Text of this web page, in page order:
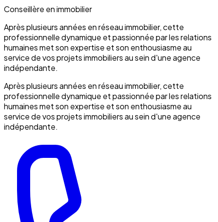
Conseillère en immobilier
Après plusieurs années en réseau immobilier, cette
professionnelle dynamique et passionnée par les relations
humaines met son expertise et son enthousiasme au
service de vos projets immobiliers au sein d'une agence
indépendante.
Après plusieurs années en réseau immobilier, cette
professionnelle dynamique et passionnée par les relations
humaines met son expertise et son enthousiasme au
service de vos projets immobiliers au sein d'une agence
indépendante.